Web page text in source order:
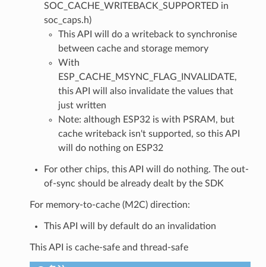
SOC_CACHE_WRITEBACK_SUPPORTED in
soc_caps.h)
This API will do a writeback to synchronise
between cache and storage memory
With
ESP_CACHE_MSYNC_FLAG_INVALIDATE,
this API will also invalidate the values that
just written
Note: although ESP32 is with PSRAM, but
cache writeback isn't supported, so this API
will do nothing on ESP32
For other chips, this API will do nothing. The out-
of-sync should be already dealt by the SDK
For memory-to-cache (M2C) direction:
This API will by default do an invalidation
This API is cache-safe and thread-safe